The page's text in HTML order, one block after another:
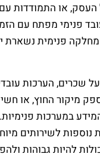
או התמודדות
פנימי מפתח עם
פנימית נשארת
שכרים, הערכות
ספק מיקור החוץ, או
במערכות פנימיות.
לשירותים
להיות גבוהות